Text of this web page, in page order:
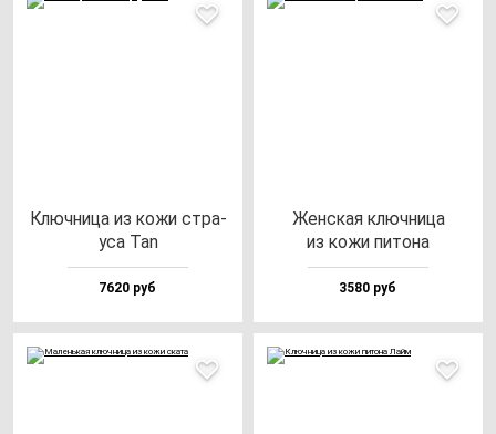
Ключ­ни­ца из ко­жи стра­
уса Tan
7620 руб
Жен­ская ключ­ни­ца
из ко­жи пи­то­на
3580 руб